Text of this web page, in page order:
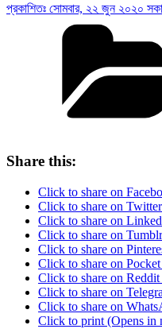
প্রকাশিতঃ সোমবার, ২২ জুন ২০২০
Share this:
Click to share on
Click to share on
Click to share on
Click to share on
Click to share on
Click to share on
Click to share on
Click to share on
Click to share on
Click to print (Opens in